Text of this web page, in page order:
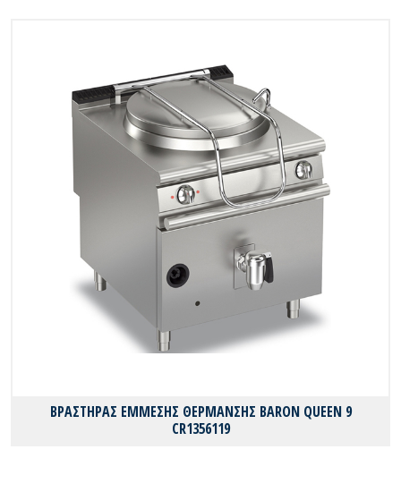
ΒΡΑΣΤΗΡΑΣ ΕΜΜΕΣΗΣ ΘΕΡΜΑΝΣΗΣ BARON QUEEN 9
CR1356119